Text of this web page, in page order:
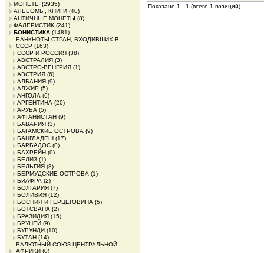
МОНЕТЫ (2935)
АЛЬБОМЫ, КНИГИ (40)
АНТИЧНЫЕ МОНЕТЫ (8)
ФАЛЕРИСТИК (241)
БОНИСТИКА (1481)
БАНКНОТЫ СТРАН, ВХОДИВШИХ В
СССР (163)
СССР И РОССИЯ (38)
АВСТРАЛИЯ (3)
АВСТРО-ВЕНГРИЯ (1)
АВСТРИЯ (6)
АЛБАНИЯ (9)
АЛЖИР (5)
АНГОЛА (6)
АРГЕНТИНА (20)
АРУБА (5)
АФГАНИСТАН (9)
БАВАРИЯ (3)
БАГАМСКИЕ ОСТРОВА (9)
БАНГЛАДЕШ (17)
БАРБАДОС (0)
БАХРЕЙН (0)
БЕЛИЗ (1)
БЕЛЬГИЯ (3)
БЕРМУДСКИЕ ОСТРОВА (1)
БИАФРА (2)
БОЛГАРИЯ (7)
БОЛИВИЯ (12)
БОСНИЯ И ГЕРЦЕГОВИНА (5)
БОТСВАНА (2)
БРАЗИЛИЯ (15)
БРУНЕЙ (9)
БУРУНДИ (10)
БУТАН (14)
ВАЛЮТНЫЙ СОЮЗ ЦЕНТРАЛЬНОЙ
АФРИКИ (0)
Показано 1 - 1 (всего 1 позиций)